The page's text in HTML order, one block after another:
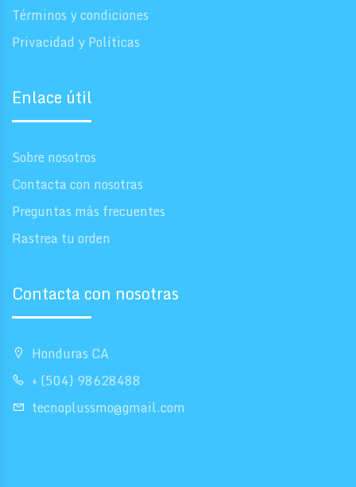
Términos y condiciones
Privacidad y Políticas
Enlace útil
Sobre nosotros
Contacta con nosotras
Preguntas más frecuentes
Rastrea tu orden
Contacta con nosotras
Honduras CA
+ (504) 98628488
tecnoplussmo@gmail.com